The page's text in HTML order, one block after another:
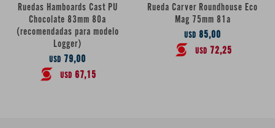
Ruedas Hamboards Cast PU
Chocolate 83mm 80a
(recomendadas para modelo
Logger)
USD 79,00
USD 67,15
Rueda Carver Roundhouse Eco
Mag 75mm 81a
USD 85,00
USD 72,25